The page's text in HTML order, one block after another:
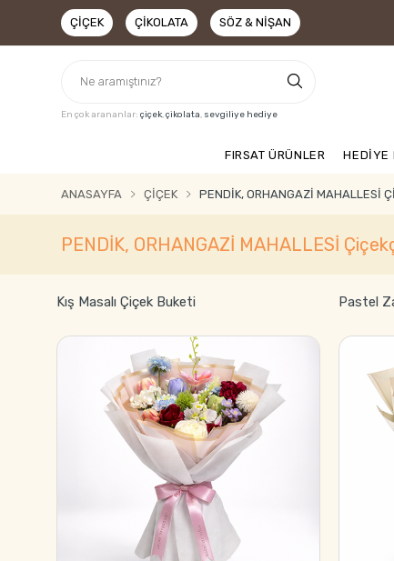
ÇIÇEK ÇIKOLATA SÖZ & NIŞAN
En çok arananlar: çiçek,çikolata, sevgiliye hediye
FIRSAT ÜRÜNLER HEDİYE
ANASAYFA ÇIÇEK PENDİK, ORHANGAZİ MAHALLESİ
PENDİK, ORHANGAZİ MAHALLESİ
Kış Masalı Çiçek Buketi Pastel